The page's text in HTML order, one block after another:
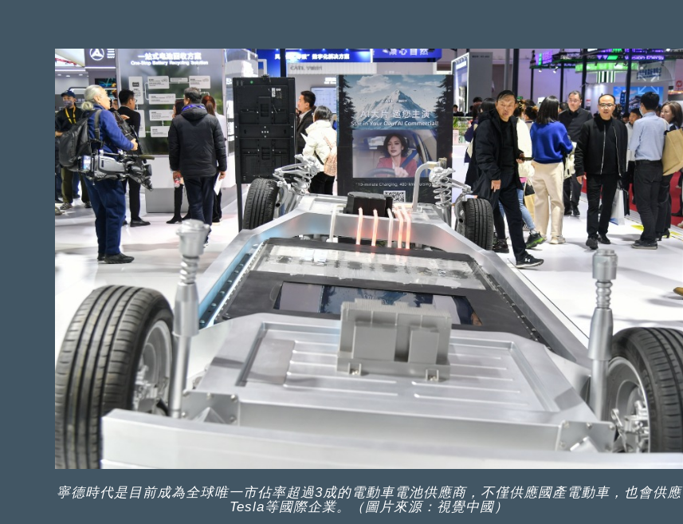
寧德時代是目前成為全球唯一市佔率超過3成的電動車電池供應商，不僅供應國產電動車，也會供應
Tesla等國際企業。（圖片來源：視覺中國）